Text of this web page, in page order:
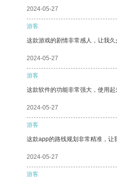
2024-05-27
游客
这款游戏的剧情非常感人，让我久
2024-05-27
游客
这款软件的功能非常强大，使用起
2024-05-27
游客
这款app的路线规划非常精准，让
2024-05-27
游客